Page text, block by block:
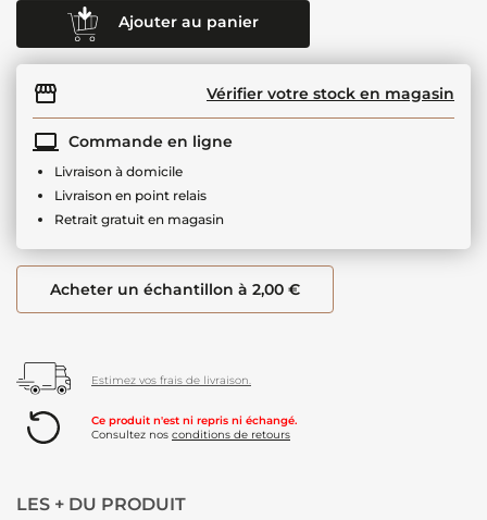
Ajouter au panier
Vérifier votre stock en magasin
Commande en ligne
Livraison à domicile
Livraison en point relais
Retrait gratuit en magasin
Acheter un échantillon à 2,00 €
Estimez vos frais de livraison.
Ce produit n'est ni repris ni échangé.
Consultez nos conditions de retours
LES + DU PRODUIT